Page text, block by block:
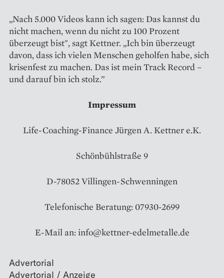
„Nach 5.000 Videos kann ich sagen: Das kannst du
nicht machen, wenn du nicht zu 100 Prozent
überzeugt bist", sagt Kettner. „Ich bin überzeugt
davon, dass ich vielen Menschen geholfen habe, sich
krisenfest zu machen. Das ist mein Track Record –
und darauf bin ich stolz.”
Impressum
Life-Coaching-Finance Jürgen A. Kettner e.K.
Schönbühlstraße 9
D-78052 Villingen-Schwenningen
Telefonische Beratung: 07930-2699
E-Mail an: info@kettner-edelmetalle.de
Advertorial